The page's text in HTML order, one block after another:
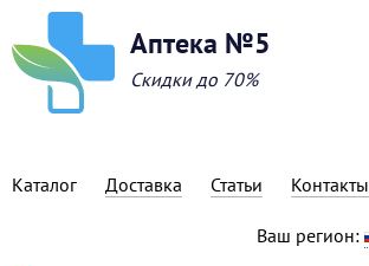
Аптека №5
Скидки до 70%
Каталог Доставка Статьи Контакты
Ваш регион: